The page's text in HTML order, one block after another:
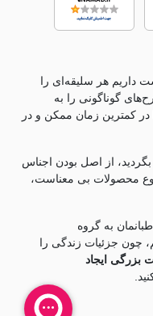
داریم هر سلیقه‌ای را
گوناگونی را به
در کمترین زمان ممکن و در
از اصل بودن اجناس
محصولات بی معناست،
به گروه
چون جزئيات زندگی را
بزرگی ایجاد